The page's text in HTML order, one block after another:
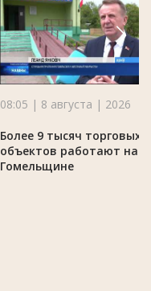
08:05 | 8 августа | 2026
Более 9 тысяч торговых
объектов работают на
Гомельщине